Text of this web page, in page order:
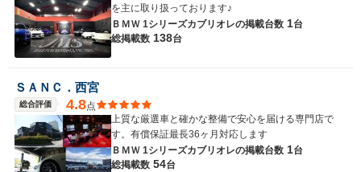
を主に取り扱っております♪
ＢＭＷ 1シリーズカブリオレの掲載台数 1台
総掲載数 138台
ＳＡＮＣ．西宮
総合評価 4.8点
上質な厳選車と確かな整備で安心を届ける専門店で
す。有償保証最長36ヶ月対応します
ＢＭＷ 1シリーズカブリオレの掲載台数 1台
総掲載数 54台